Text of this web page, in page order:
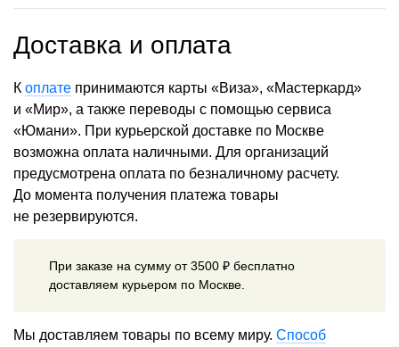
Доставка и оплата
К оплате принимаются карты «Виза», «Мастеркард»
и «Мир», а также переводы с помощью сервиса
«Юмани». При курьерской доставке по Москве
возможна оплата наличными. Для организаций
предусмотрена оплата по безналичному расчету.
До момента получения платежа товары
не резервируются.
При заказе на сумму от 3500 ₽ бесплатно
доставляем курьером по Москве.
Мы доставляем товары по всему миру. Способ